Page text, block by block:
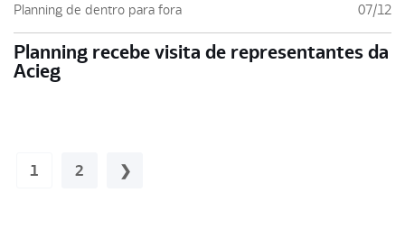
Planning de dentro para fora 07/12
Planning recebe visita de representantes da
Acieg
1 2